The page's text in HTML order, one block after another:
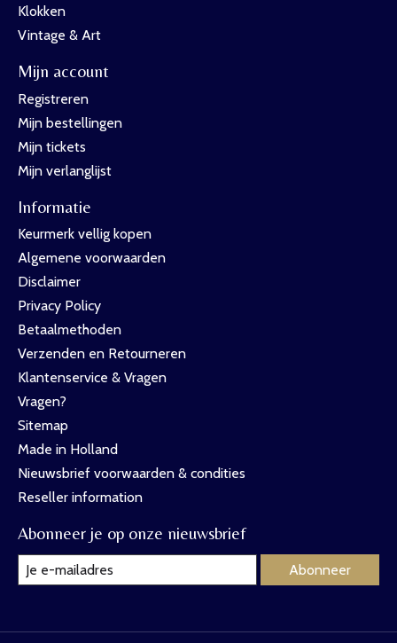
Klokken
Vintage & Art
Mijn account
Registreren
Mijn bestellingen
Mijn tickets
Mijn verlanglijst
Informatie
Keurmerk vellig kopen
Algemene voorwaarden
Disclaimer
Privacy Policy
Betaalmethoden
Verzenden en Retourneren
Klantenservice & Vragen
Vragen?
Sitemap
Made in Holland
Nieuwsbrief voorwaarden & condities
Reseller information
Abonneer je op onze nieuwsbrief
Abonneer